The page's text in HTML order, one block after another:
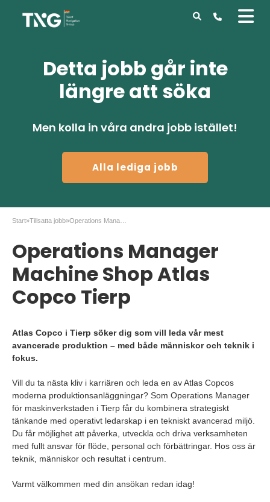
Detta jobb går inte
längre att söka
Men kolla in våra andra jobb istället!
Alla lediga jobb
Start»Tillsatta jobb»
Operations Manager
Machine Shop Atlas
Copco Tierp
Atlas Copco i Tierp söker dig som vill leda vår mest
avancerade produktion – med både människor och teknik i
fokus.
Vill du ta nästa kliv i karriären och leda en av Atlas Copcos
moderna produktionsanläggningar? Som Operations Manager
för maskinverkstaden i Tierp får du kombinera strategiskt
tänkande med operativt ledarskap i en tekniskt avancerad miljö.
Du får möjlighet att påverka, utveckla och driva verksamheten
med fullt ansvar för flöde, personal och förbättringar. Hos oss är
teknik, människor och resultat i centrum.
Varmt välkommen med din ansökan redan idag!